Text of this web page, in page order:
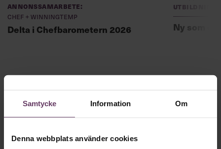
Samtycke Information Om
Denna webbplats använder cookies
Annonssamarbete:
Chef + Winningtemp
Delta i Chefbarometern 2026
Utbildning
Ny som
Skriv som en vd med en
app